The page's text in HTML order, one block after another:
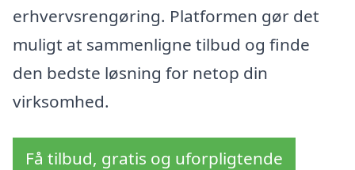
erhvervsrengøring. Platformen gør det
muligt at sammenligne tilbud og finde
den bedste løsning for netop din
virksomhed.
Få tilbud, gratis og uforpligtende